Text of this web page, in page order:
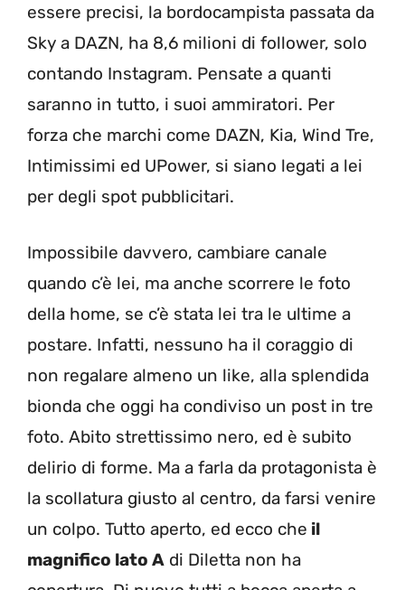
essere precisi, la bordocampista passata da
Sky a DAZN, ha 8,6 milioni di follower, solo
contando Instagram. Pensate a quanti
saranno in tutto, i suoi ammiratori. Per
forza che marchi come DAZN, Kia, Wind Tre,
Intimissimi ed UPower, si siano legati a lei
per degli spot pubblicitari.
Impossibile davvero, cambiare canale
quando c’è lei, ma anche scorrere le foto
della home, se c’è stata lei tra le ultime a
postare. Infatti, nessuno ha il coraggio di
non regalare almeno un like, alla splendida
bionda che oggi ha condiviso un post in tre
foto. Abito strettissimo nero, ed è subito
delirio di forme. Ma a farla da protagonista è
la scollatura giusto al centro, da farsi venire
un colpo. Tutto aperto, ed ecco che il
magnifico lato A di Diletta non ha